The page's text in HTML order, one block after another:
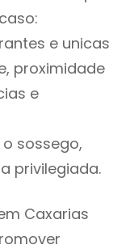
e unicas
proximidade
e
sossego,
privilegiada.
Caxarias